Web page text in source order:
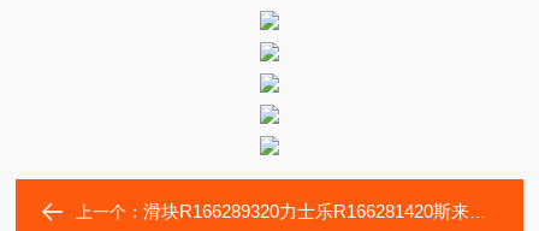
上一个：滑块R166289320力士乐R166281420斯来福临Basi工具磨床轴承